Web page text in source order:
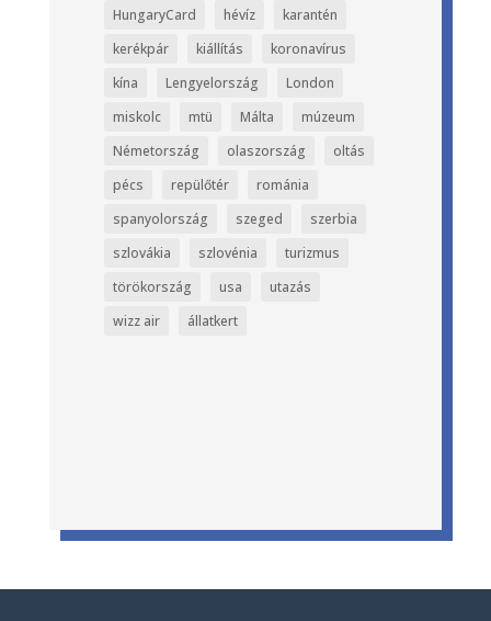
HungaryCard
hévíz
karantén
kerékpár
kiállítás
koronavírus
kína
Lengyelország
London
miskolc
mtü Málta
múzeum
Németország
olaszország
oltás
pécs
repülőtér
románia
spanyolország
szeged
szerbia
szlovákia
szlovénia
turizmus
törökország
usa
utazás
wizz air
állatkert